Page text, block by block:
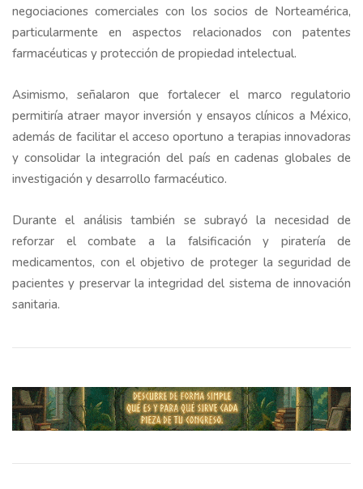
negociaciones comerciales con los socios de Norteamérica,
particularmente en aspectos relacionados con patentes
farmacéuticas y protección de propiedad intelectual.
Asimismo, señalaron que fortalecer el marco regulatorio
permitiría atraer mayor inversión y ensayos clínicos a México,
además de facilitar el acceso oportuno a terapias innovadoras
y consolidar la integración del país en cadenas globales de
investigación y desarrollo farmacéutico.
Durante el análisis también se subrayó la necesidad de
reforzar el combate a la falsificación y piratería de
medicamentos, con el objetivo de proteger la seguridad de
pacientes y preservar la integridad del sistema de innovación
sanitaria.